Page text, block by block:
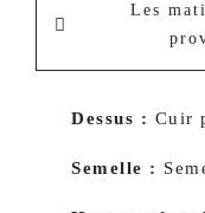
Les
Dessus : Cuir
Semelle :